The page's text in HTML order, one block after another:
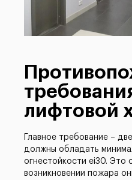
лифтовой
Главное требование –
должны обладать
огнестойкости ei30. Это
возникновении пожара